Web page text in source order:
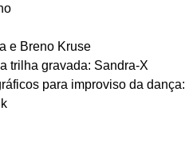
e Breno Kruse
trilha gravada: Sandra-X
para improviso da dança: